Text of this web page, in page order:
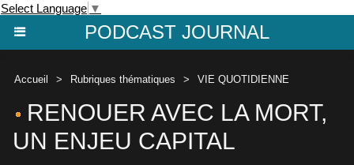
Select Language ▼
PODCAST JOURNAL
Accueil > Rubriques thématiques > VIE QUOTIDIENNE
RENOUER AVEC LA MORT,
UN ENJEU CAPITAL